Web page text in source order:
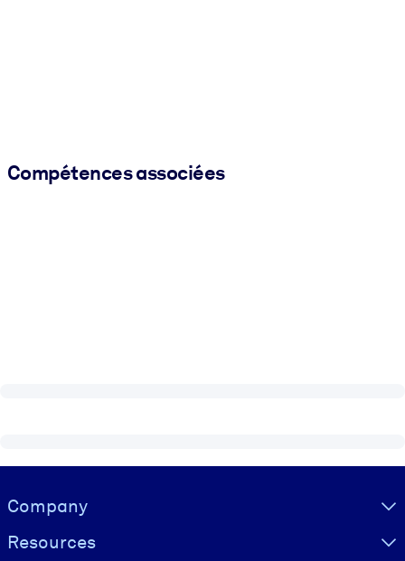
Compétences associées
Visually hidden Text
Company
Resources